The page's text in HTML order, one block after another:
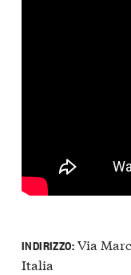
INDIRIZZO:Via
Italia